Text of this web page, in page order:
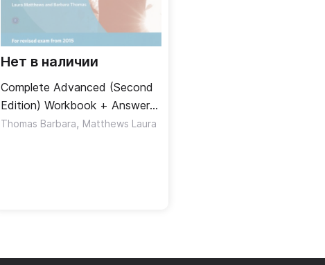
Нет в наличии
Complete Advanced (Second
Edition) Workbook + Answers
+ CD / Рабочая тетрадь +
Thomas Barbara, Matthews Laura